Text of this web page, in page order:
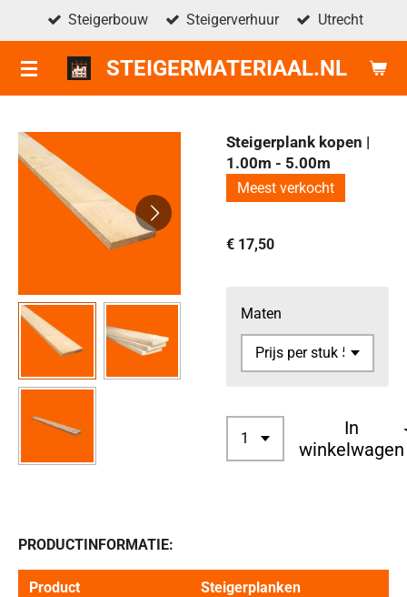
direct
naar
de
STEIGERMATERIAAL.NL
Steigerbouw Steigerverhuur Utrecht
Steigerplank kopen |
1.00m - 5.00m
Meest verkocht
€ 17,50
Maten
In
winkelwagen
PRODUCTINFORMATIE:
Product Steigerplanken